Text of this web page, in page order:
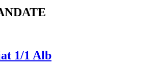
1/1 Alb